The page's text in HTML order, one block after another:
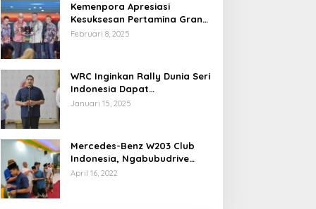
Kemenpora Apresiasi
Kesuksesan Pertamina Grand
Prix of Indonesia 2024
Februari 8, 2025
WRC Inginkan Rally Dunia Seri
Indonesia Dapat
Terselenggara 2026
Januari 15, 2025
Mercedes-Benz W203 Club
Indonesia, Ngabubudrive
Ramadhan 2022
April 16, 2022